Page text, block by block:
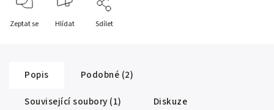
Zeptat se Hlídat Sdílet
Popis
Podobné (2)
Související soubory (1)
Diskuze